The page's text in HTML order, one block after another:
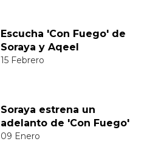
Escucha 'Con Fuego' de
Soraya y Aqeel
15 Febrero
Soraya estrena un
adelanto de 'Con Fuego'
09 Enero